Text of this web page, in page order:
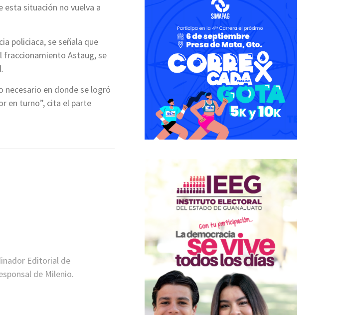
esta situación no vuelva a
policiaca, se señala que
fraccionamiento Astaug, se
necesario en donde se logró
en turno”, cita el parte
Editorial de
de Milenio.